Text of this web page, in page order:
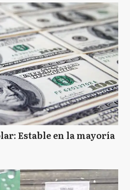
Estable en la mayoría